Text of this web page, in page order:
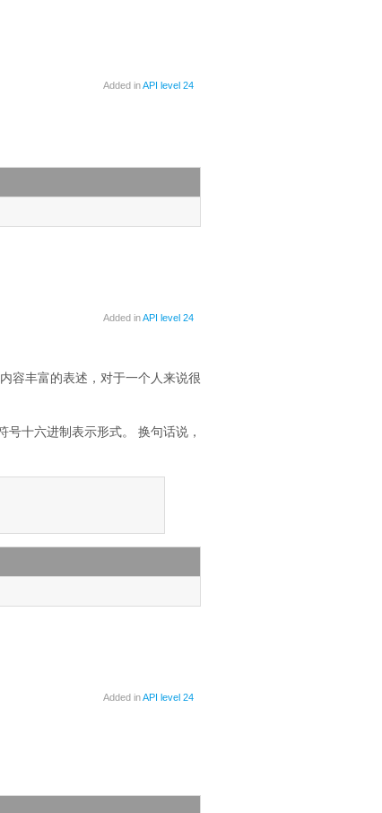
Added inAPI level 24
Added inAPI level 24
容丰富的表述，对于一个人来说很
号十六进制表示形式。
换句话说，
Added inAPI level 24